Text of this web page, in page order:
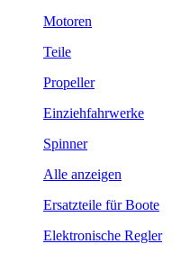
Motoren
Teile
Propeller
Einziehfahrwerke
Spinner
Alle anzeigen
Ersatzteile für Boote
Elektronische Regler